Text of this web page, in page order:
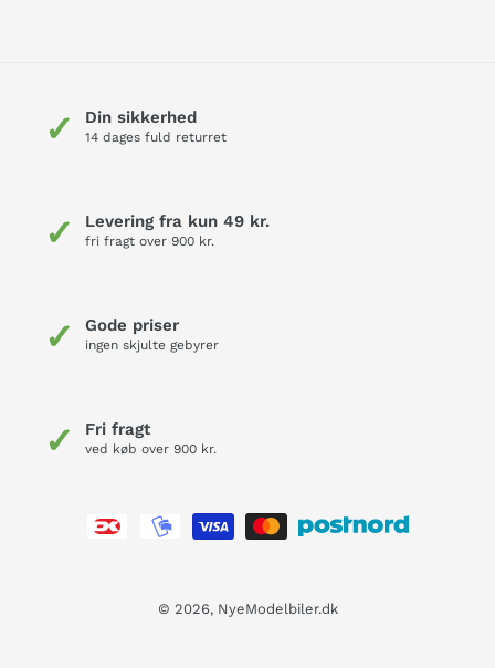
✓ Din sikkerhed
14 dages fuld returret
✓ Levering fra kun 49 kr.
fri fragt over 900 kr.
✓ Gode priser
ingen skjulte gebyrer
✓ Fri fragt
ved køb over 900 kr.
Betalingsmetoder
© 2026, NyeModelbiler.dk